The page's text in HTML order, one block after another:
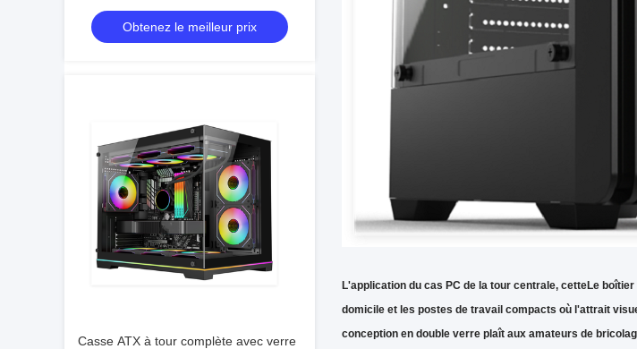
refroidisseur de 78 mm, prise en
charge de 4 ventilateurs
Obtenez le meilleur prix
Casse ATX à tour complète avec verre
L'application du cas PC de la tour centrale, cetteLe
domicile et les postes de travail compacts où l'attrait
conception en double verre plaît aux amateurs de